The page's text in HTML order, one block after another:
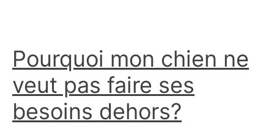
Pourquoi mon chien ne
veut pas faire ses
besoins dehors?